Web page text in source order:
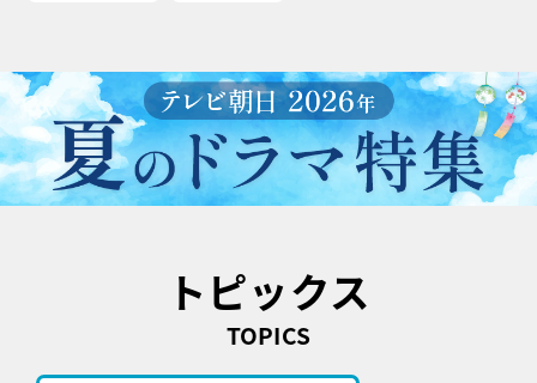
トピックス
TOPICS